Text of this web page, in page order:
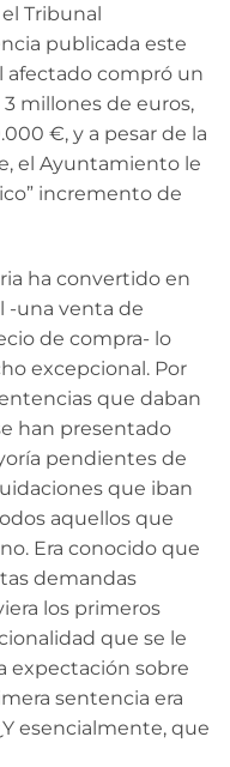
Tribunal
publicada este
afectado compró un
millones de euros,
€, y a pesar de la
el Ayuntamiento le
incremento de
ha convertido en
-una venta de
de compra- lo
excepcional. Por
que daban
han presentado
pendientes de
que iban
aquellos que
Era conocido que
demandas
los primeros
que se le
expectación sobre
sentencia era
esencialmente, que